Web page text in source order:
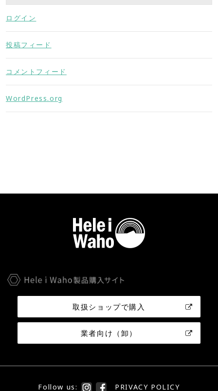
ログイン
投稿フィード
コメントフィード
WordPress.org
取扱ショップで購入
業者向け（卸）
Follow us: PRIVACY POLICY